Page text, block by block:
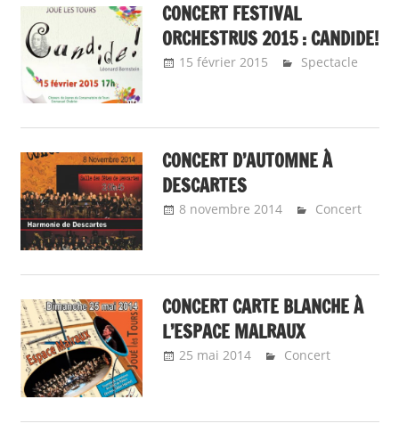
CONCERT FESTIVAL
ORCHESTRUS 2015 : CANDIDE!
15 février 2015
Emeline
Spectacle
CONCERT D’AUTOMNE À
DESCARTES
8 novembre 2014
Emeline
Concert
CONCERT CARTE BLANCHE À
L’ESPACE MALRAUX
25 mai 2014 Emeline Design
Concert